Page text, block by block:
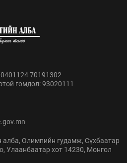
70191302
гомдол: 93020111
алба, Олимпийн гудамж, Сүхбаатар
Улаанбаатар хот 14230, Монгол